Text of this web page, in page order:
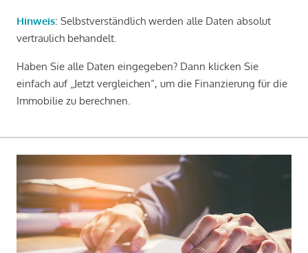
Hinweis: Selbstverständlich werden alle Daten absolut
vertraulich behandelt.
Haben Sie alle Daten eingegeben? Dann klicken Sie
einfach auf „Jetzt vergleichen“, um die Finanzierung für die
Immobilie zu berechnen.